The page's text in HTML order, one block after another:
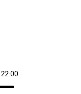
22:00